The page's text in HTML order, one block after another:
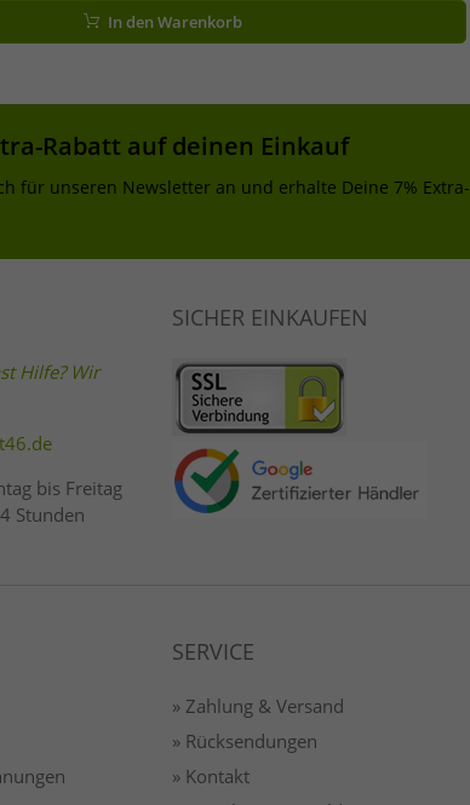
In den Warenkorb
Rabatt auf deinen Einkauf
für unseren Newsletter an und erhalte Deine 7% Extra-
Hilfe? Wir
bis Freitag
Stunden
SICHER EINKAUFEN
SERVICE
» Zahlung & Versand
» Rücksendungen
» Kontakt